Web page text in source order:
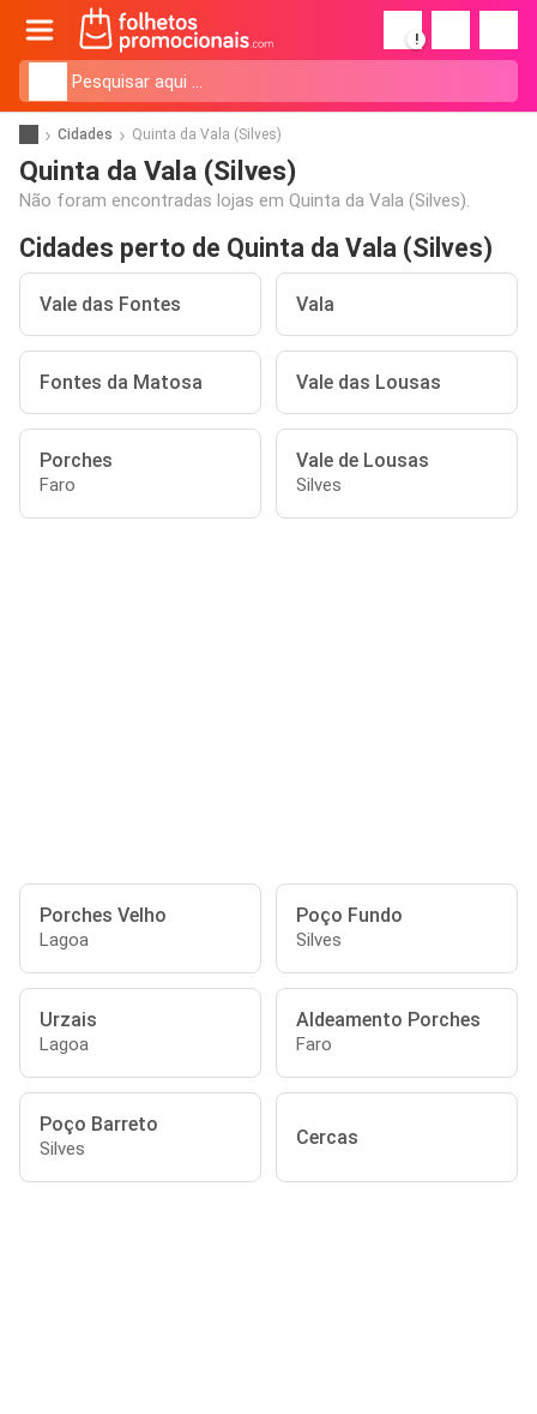
!
Cidades Quinta da Vala (Silves)
Quinta da Vala (Silves)
Não foram encontradas lojas em Quinta da Vala (Silves).
Cidades perto de Quinta da Vala (Silves)
Vale das Fontes Vala
Fontes da Matosa Vale das Lousas
Porches
Faro
Vale de Lousas
Silves
Porches Velho
Lagoa
Poço Fundo
Silves
Urzais
Lagoa
Aldeamento Porches
Faro
Poço Barreto
Silves Cercas